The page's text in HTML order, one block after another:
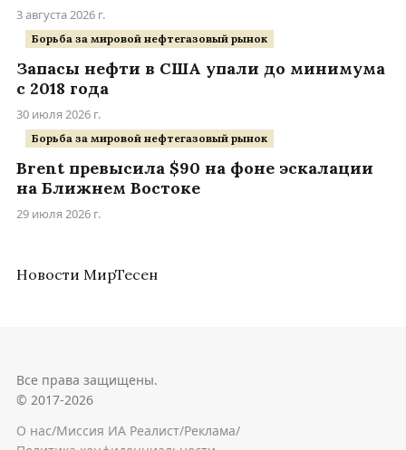
3 августа 2026 г.
Борьба за мировой нефтегазовый рынок
Запасы нефти в США упали до минимума
с 2018 года
30 июля 2026 г.
Борьба за мировой нефтегазовый рынок
Brent превысила $90 на фоне эскалации
на Ближнем Востоке
29 июля 2026 г.
Новости МирТесен
Все права защищены.
© 2017-2026
О нас/Миссия ИА Реалист/Реклама/